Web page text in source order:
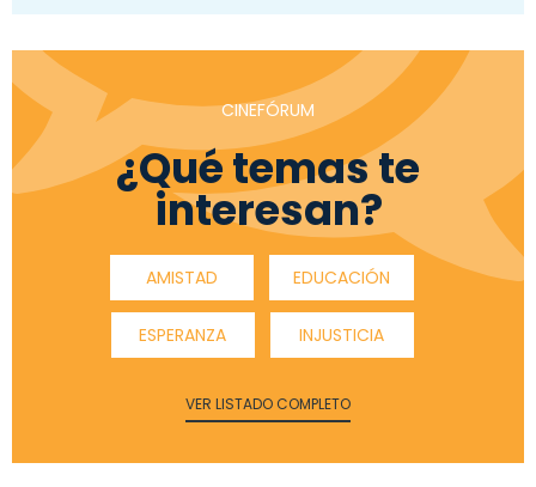
CINEFÓRUM
¿Qué temas te
interesan?
AMISTAD EDUCACIÓN
ESPERANZA INJUSTICIA
VER LISTADO COMPLETO